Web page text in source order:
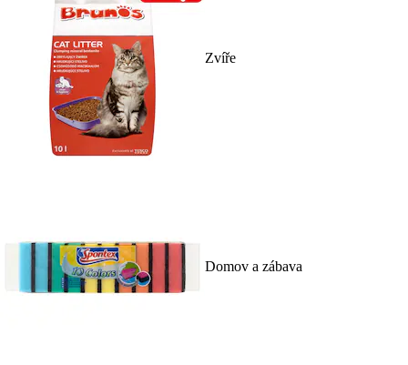
Zvíře
Domov a zábava